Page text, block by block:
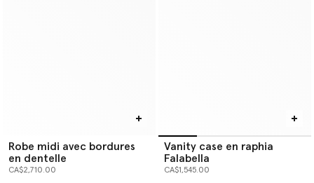
Robe midi avec bordures
en dentelle
CA$2,710.00
Vanity case en raphia
Falabella
CA$1,545.00